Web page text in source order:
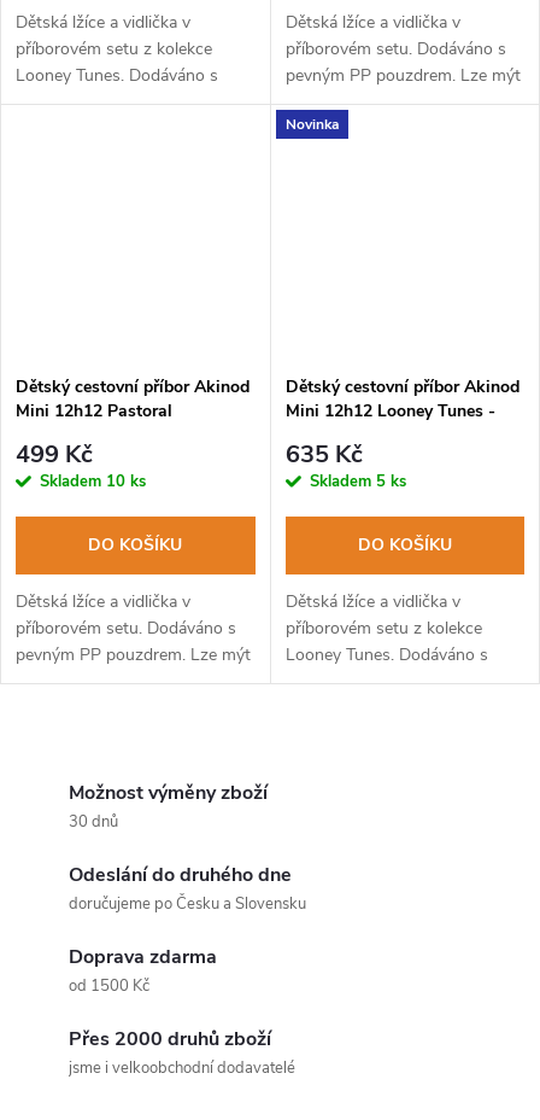
Dětská lžíce a vidlička v
příborovém setu z kolekce
Looney Tunes. Dodáváno s
pevným PP pouzdrem. Lze mýt
Dětská lžíce a vidlička v
příborovém setu. Dodáváno s
pevným PP pouzdrem. Lze mýt
v myčce na nádobí.
Dětský cestovní příbor Akinod
Mini 12h12 Pastoral
499 Kč
Skladem 10 ks
DO KOŠÍKU
Dětská lžíce a vidlička v
příborovém setu. Dodáváno s
pevným PP pouzdrem. Lze mýt
v myčce na nádobí.
Novinka
Dětský cestovní příbor Akinod
Mini 12h12 Looney Tunes -
635 Kč
Skladem 5 ks
DO KOŠÍKU
Dětská lžíce a vidlička v
příborovém setu z kolekce
Looney Tunes. Dodáváno s
pevným PP pouzdrem. Lze mýt
Možnost výměny zboží
30 dnů
Odeslání do druhého dne
doručujeme po Česku a Slovensku
Doprava zdarma
od 1500 Kč
Přes 2000 druhů zboží
jsme i velkoobchodní dodavatelé